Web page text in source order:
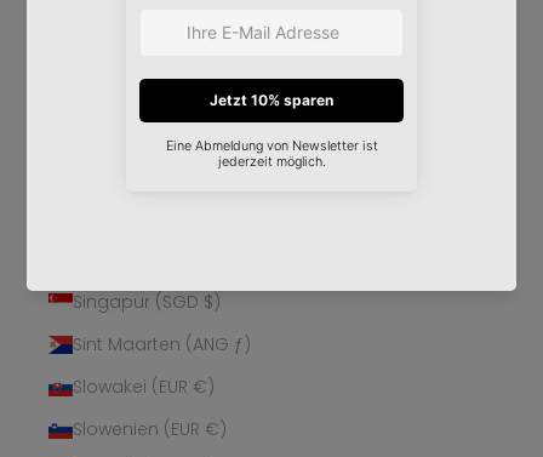
Schweiz (CHF CHF)
Senegal (XOF Fr)
Seychellen (EUR €)
Singapur (SGD $)
Sint Maarten (ANG ƒ)
Slowakei (EUR €)
Slowenien (EUR €)